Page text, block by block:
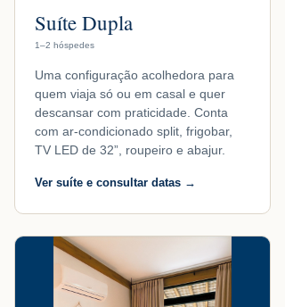
Suíte Dupla
1–2 hóspedes
Uma configuração acolhedora para
quem viaja só ou em casal e quer
descansar com praticidade. Conta
com ar-condicionado split, frigobar,
TV LED de 32”, roupeiro e abajur.
Ver suíte e consultar datas →